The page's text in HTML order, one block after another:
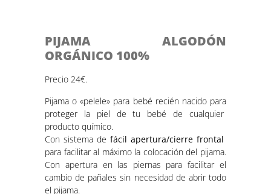
PIJAMA ALGODÓN
ORGÁNICO 100%
Precio 24€.
Pijama o «pelele» para bebé recién nacido para
proteger la piel de tu bebé de cualquier
producto químico.
Con sistema de fácil apertura/cierre frontal
para facilitar al máximo la colocación del pijama.
Con apertura en las piernas para facilitar el
cambio de pañales sin necesidad de abrir todo
el pijama.